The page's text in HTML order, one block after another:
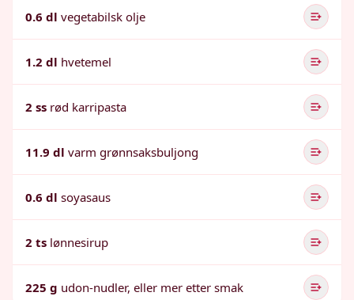
0.6 dl vegetabilsk olje
1.2 dl hvetemel
2 ss rød karripasta
11.9 dl varm grønnsaksbuljong
0.6 dl soyasaus
2 ts lønnesirup
225 g udon-nudler, eller mer etter smak